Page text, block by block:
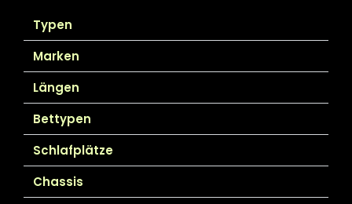
Typen
Marken
Längen
Bettypen
Schlafplätze
Chassis